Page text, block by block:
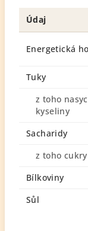
Údaj
Energetická
Tuky
z toho
kyseliny
Sacharidy
z toho cukry
Bílkoviny
Sůl